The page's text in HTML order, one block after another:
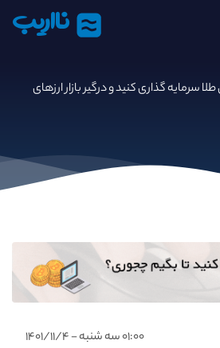
نااریب
سرمایه‌ گذاری کنید و درگیر بازار ارزهای
۰۱:۰۰ سه شنبه - ۱۴۰۱/۱۱/۴